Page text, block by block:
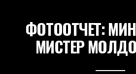
ФОТООТЧЕТ:
МИСТЕР